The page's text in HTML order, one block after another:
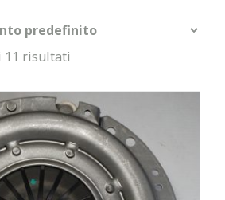
11 risultati